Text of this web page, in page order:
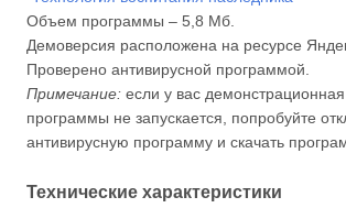
Объем программы – 5,8 Мб.
Демоверсия расположена на ресурсе
Проверено антивирусной программой.
Примечание: если у вас
программы не запускается, попробуйте
антивирусную программу и скачать
Технические характеристики